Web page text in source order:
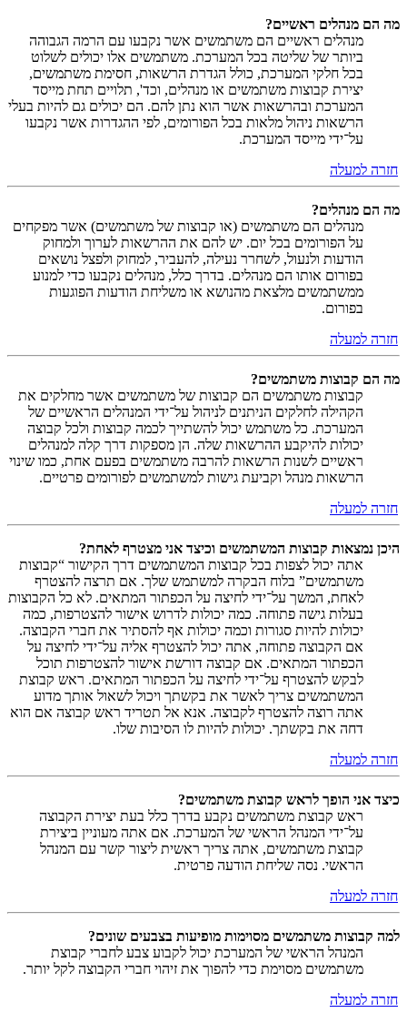
מה הם מנהלים ראשיים?
מנהלים ראשיים הם משתמשים אשר נקבעו עם הרמה הגבוהה
ביותר של שליטה בכל המערכת. משתמשים אלו יכולים לשלוט
בכל חלקי המערכת, כולל הגדרת הרשאות, חסימת משתמשים,
יצירת קבוצות משתמשים או מנהלים, וכד', תלויים תחת מייסד
המערכת ובהרשאות אשר הוא נתן להם. הם יכולים גם להיות בעלי
הרשאות ניהול מלאות בכל הפורומים, לפי ההגדרות אשר נקבעו
על־ידי מייסד המערכת.
חזרה למעלה
מה הם מנהלים?
מנהלים הם משתמשים (או קבוצות של משתמשים) אשר מפקחים
על הפורומים בכל יום. יש להם את ההרשאות לערוך ולמחוק
הודעות ולנעול, לשחרר נעילה, להעביר, למחוק ולפצל נושאים
בפורום אותו הם מנהלים. בדרך כלל, מנהלים נקבעו כדי למנוע
ממשתמשים מלצאת מהנושא או משליחת הודעות הפוגעות
בפורום.
חזרה למעלה
מה הם קבוצות משתמשים?
קבוצות משתמשים הם קבוצות של משתמשים אשר מחלקים את
הקהילה לחלקים הניתנים לניהול על־ידי המנהלים הראשיים של
המערכת. כל משתמש יכול להשתייך לכמה קבוצות ולכל קבוצה
יכולות להיקבע ההרשאות שלה. הן מספקות דרך קלה למנהלים
ראשיים לשנות הרשאות להרבה משתמשים בפעם אחת, כמו שינוי
הרשאות מנהל וקביעת גישות למשתמשים לפורומים פרטיים.
חזרה למעלה
היכן נמצאות קבוצות המשתמשים וכיצד אני מצטרף לאחת?
אתה יכול לצפות בכל קבוצות המשתמשים דרך הקישור “קבוצות
משתמשים” בלוח הבקרה למשתמש שלך. אם תרצה להצטרף
לאחת, המשך על־ידי לחיצה על הכפתור המתאים. לא כל הקבוצות
בעלות גישה פתוחה. כמה יכולות לדרוש אישור להצטרפות, כמה
יכולות להיות סגורות וכמה יכולות אף להסתיר את חברי הקבוצה.
אם הקבוצה פתוחה, אתה יכול להצטרף אליה על־ידי לחיצה על
הכפתור המתאים. אם קבוצה דורשת אישור להצטרפות תוכל
לבקש להצטרף על־ידי לחיצה על הכפתור המתאים. ראש קבוצת
המשתמשים צריך לאשר את בקשתך ויכול לשאול אותך מדוע
אתה רוצה להצטרף לקבוצה. אנא אל תטריד ראש קבוצה אם הוא
דחה את בקשתך. יכולות להיות לו הסיבות שלו.
חזרה למעלה
כיצד אני הופך לראש קבוצת משתמשים?
ראש קבוצת משתמשים נקבע בדרך כלל בעת יצירת הקבוצה
על־ידי המנהל הראשי של המערכת. אם אתה מעוניין ביצירת
קבוצת משתמשים, אתה צריך ראשית ליצור קשר עם המנהל
הראשי. נסה שליחת הודעה פרטית.
חזרה למעלה
למה קבוצות משתמשים מסוימות מופיעות בצבעים שונים?
המנהל הראשי של המערכת יכול לקבוע צבע לחברי קבוצת
משתמשים מסוימת כדי להפוך את זיהוי חברי הקבוצה לקל יותר.
חזרה למעלה